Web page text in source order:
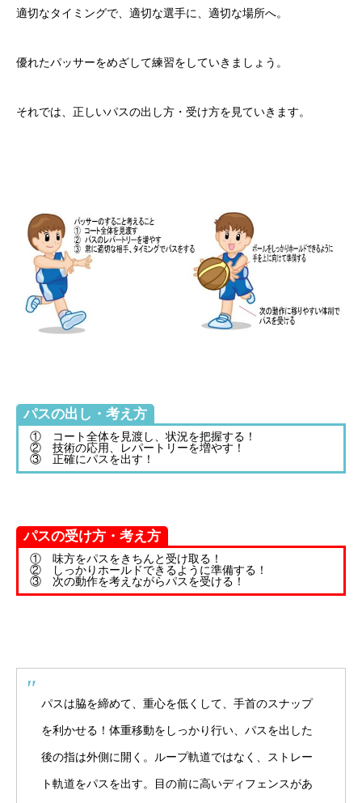
適切なタイミングで、適切な選手に、適切な場所へ。
優れたパッサーをめざして練習をしていきましょう。
それでは、正しいパスの出し方・受け方を見ていきます。
パスの出し・考え方
① コート全体を見渡し、状況を把握する！
② 技術の応用、レパートリーを増やす！
③ 正確にパスを出す！
パスの受け方・考え方
① 味方をパスをきちんと受け取る！
② しっかりホールドできるように準備する！
③ 次の動作を考えながらパスを受ける！
パスは脇を締めて、重心を低くして、手首のスナップ
を利かせる！体重移動をしっかり行い、パスを出した
後の指は外側に開く。ループ軌道ではなく、ストレー
ト軌道をパスを出す。目の前に高いディフェンスがあ